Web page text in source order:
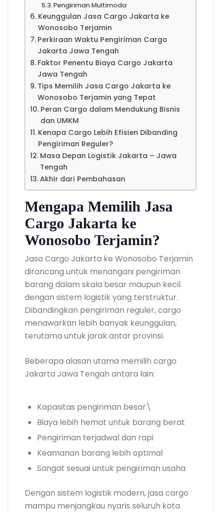
Pengiriman Multimoda
Keunggulan Jasa Cargo Jakarta ke
Wonosobo Terjamin
Perkiraan Waktu Pengiriman Cargo
Jakarta Jawa Tengah
Faktor Penentu Biaya Cargo Jakarta
Jawa Tengah
Tips Memilih Jasa Cargo Jakarta ke
Wonosobo Terjamin yang Tepat
Peran Cargo dalam Mendukung Bisnis
dan UMKM
Kenapa Cargo Lebih Efisien Dibanding
Pengiriman Reguler?
Masa Depan Logistik Jakarta – Jawa
Tengah
Akhir dari Pembahasan
Mengapa Memilih Jasa
Cargo Jakarta ke
Wonosobo Terjamin?
Jasa Cargo Jakarta ke Wonosobo Terjamin
dirancang untuk menangani pengiriman
barang dalam skala besar maupun kecil
dengan sistem logistik yang terstruktur.
Dibandingkan pengiriman reguler, cargo
menawarkan lebih banyak keunggulan,
terutama untuk jarak antar provinsi.
Beberapa alasan utama memilih cargo
Jakarta Jawa Tengah antara lain:
Kapasitas pengiriman besar\
Biaya lebih hemat untuk barang berat
Pengiriman terjadwal dan rapi
Keamanan barang lebih optimal
Sangat sesuai untuk pengiriman usaha
Dengan sistem logistik modern, jasa cargo
mampu menjangkau nyaris seluruh kota